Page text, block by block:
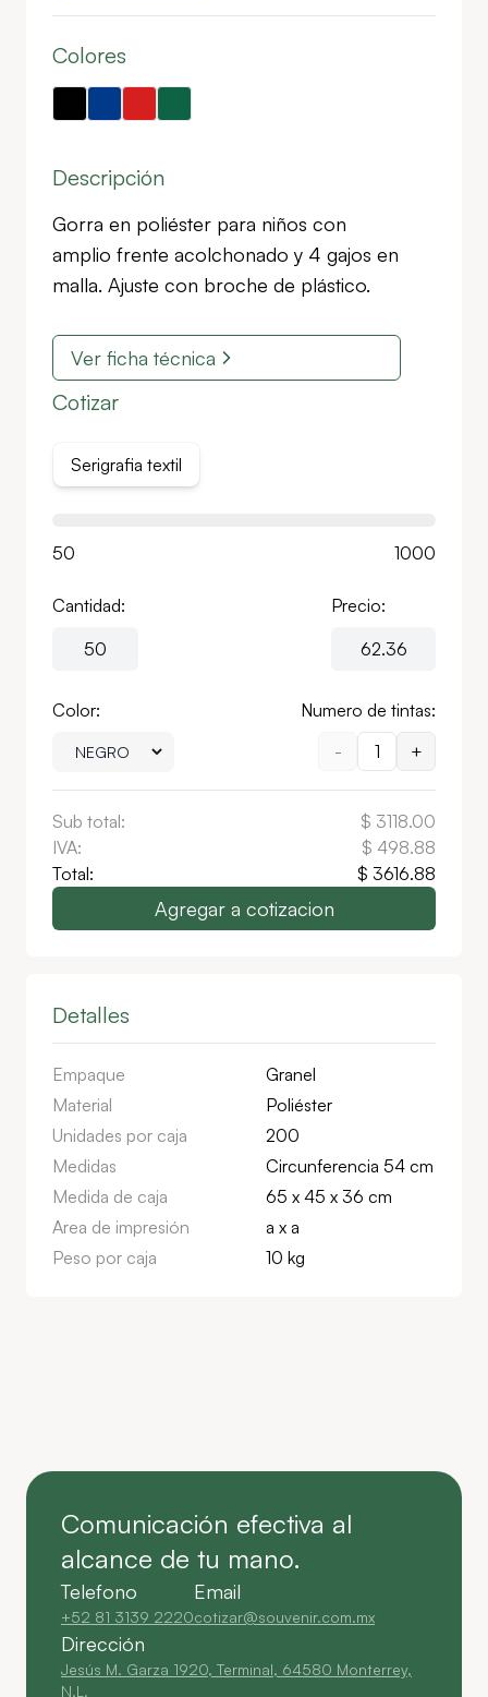
Colores
Descripción
Gorra en poliéster para niños con
amplio frente acolchonado y 4 gajos en
malla. Ajuste con broche de plástico.
Ver ficha técnica
Cotizar
Serigrafia textil
50 1000
Cantidad: Precio:
Color:
Numero de tintas:
-
1 +
Sub total: $ 3118.00
IVA:
$ 498.88
Total:
$ 3616.88
Agregar a cotizacion
Detalles
Empaque
Granel
Material
Poliéster
Unidades por caja
200
Medidas
Circunferencia 54 cm
Medida de caja
65 x 45 x 36 cm
Area de impresión
a x a
Peso por caja
10 kg
Comunicación efectiva al
alcance de tu mano.
Telefono
+52 81 3139 2220
Email
cotizar@souvenir.com.mx
Dirección
Jesús M. Garza 1920, Terminal, 64580 Monterrey,
N.L.